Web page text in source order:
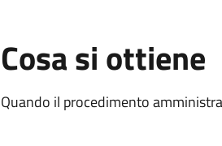
Cosa si ottiene
Quando il procedimento